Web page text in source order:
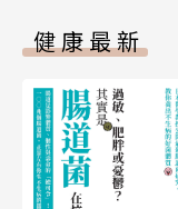
健康最新